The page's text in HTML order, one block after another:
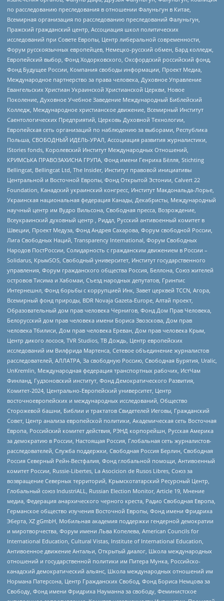
по расследованию преследования в отношении Фалуньгун в Китае,
Всемирная организация по расследованию преследований Фалуньгун,
Пражский гражданский центр, Ассоциация школ политических
исследований при Совете Европы, Центр либеральной современности,
Форум русскоязычных европейцев, Немецко-русский обмен, Бард колледж,
Европейский выбор, Фонд Ходорковского, Оксфордский российский фонд,
Фонд Будущее России, Компания свободы информации, Проект Медиа,
Международное партнерство за права человека, Духовное Управление
Евангельских Христиан Украинской Христианской Церкви, Новое
Поколение, Духовное Учебное Заведение Международный Библейский
Колледж, Международное христианское движение, Всемирный Институт
Саентологических Предприятий, Церковь Духовной Технологии,
Европейская сеть организаций по наблюдению за выборами, Республика
Польша, СВОБОДНЫЙ ИДЕЛЬ-УРАЛ, Ассоциация развития журналистики,
IStories fonds, Королевский Институт Международных Отношений,
КРИМСЬКА ПРАВОЗАХИСНА ГРУПА, Фонд имени Генриха Бёлля, Stichting
Bellingcat, Bellingcat Ltd, The Insider, Институт правовой инициативы
Центральной и Восточной Европы, Фонд Открытой Эстонии, Calvert 22
Foundation, Канадский украинский конгресс, Институт Макдональда-Лорье,
Украинская национальная федерация Канады, Декабристы, Международный
научный центр им Вудро Вильсона, Свободная пресса, Возрождение,
Всеукраинский духовный центр , Риддл, Русский антивоенный комитет в
Швеции, Проект Медуза, Фонд Андрея Сахарова, Форум свободной России,
Лига Свободных Наций, Transparеncy International, Форум Свободных
Народов ПостРоссии, Солидарность с гражданским движением в России –
Solidarus, КрымSOS, Свободный университет, Институт государственного
управления, Форум гражданского общества Россия, Беллона, Союз жителей
островов Тисима и Хабомаи, Съезд народных депутатов, Гринпис
Интернешнл, Фонд борьбы с коррупцией Инк, Завет церквей TCCN, Агора,
Всемирный фонд природы, BDR Novaja Gazeta-Europe, Алтай проект,
Образовательный дом прав человека Чернигов, Фонд Дом Прав Человека,
Белорусский дом прав человека имени Бориса Звозскова, Дом прав
человека Тбилиси, Дом прав человека Ереван, Дом прав человека Крым,
Центр дикого лосося, TVR Studios, ТВ Дождь, Центр европейских
исследований им Вилфрида Мартенса, Сетевое объединение журналистов
расследователей, АЛЛАТРА, За свободную Россию, Свободная Бурятия, Uralic,
UnKremlin, Международная федерация транспортных рабочих, ИстЧам
Финланд, Гудзоновский институт, Фонд Демократического Развития,
Комитет-2024, Центрально-Европейский университет, Центр
восточноевропейских и международных исследований, Общество
Сторожевой башни, Библии и трактатов Свидетелей Иеговы, Гражданский
Совет, Центр анализа европейской политики, Академическая сеть Восточная
Европа, Российский комитет действия, РЭНД корпорейшн, Русская Америка
за демократию в России, Настоящая Россия, Глобальная сеть журналистов-
расследователей, Служба поддержки, Свободная Россия Берлин, Свободная
Россия Северный Рейн-Вестфалия, Фонд глобальной помощи, Антивоенный
комитет России, Russie-Libertes, La Asocicion de Rusos Libres, Союз за
возвращение Северных территорий, Крымскотатарский Ресурсный Центр,
Глобальный союз IndustriALL, Russian Election Monitor, Article 19, Мнение
медиа, Федерация анархического черного креста, Радио Свободная Европа,
Германское общество изучения Восточной Европы, Фонд имени Фридриха
Эберта, XZ gGmbH, Мобильная академия поддержки гендерной демократии
и миротворчества, Форум имени Льва Копелева, American Councils for
International Education, Cultural Vistas, Institute of International Education,
Антивоенное движение Антальи, Открытый диалог, Школа международных
отношений и государственной политики им Питера Мунка, Российско-
канадский демократический альянс, Школа международных отношений им
Нормана Патерсона, Центр Гражданских Свобод, Фонд Бориса Немцова за
Свободу, Фонд имени Фридриха Науманна за свободу, Феминистское